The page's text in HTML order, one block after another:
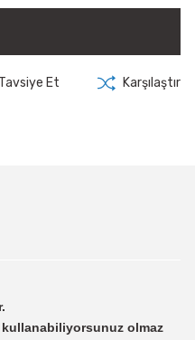
Tavsiye Et Karşılaştır
kullanabiliyorsunuz olmaz